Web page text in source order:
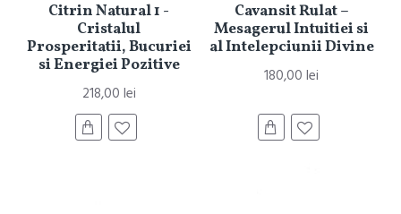
Citrin Natural 1 -
Cristalul
Prosperitatii, Bucuriei
si Energiei Pozitive
218,00 lei
Cavansit Rulat –
Mesagerul Intuitiei si
al Intelepciunii Divine
180,00 lei